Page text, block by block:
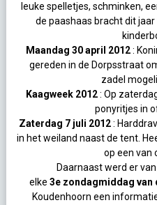
leuke spelletjes, schminken,
de paashaas bracht dit
Maandag 30 april 2012:
gereden in de Dorpsstraat
zadel
Kaagweek 2012: Op
ponyritjes in
Zaterdag 7 juli 2012:
in het weiland naast de tent.
op een van
Daarnaast werd er
elke 3e zondagmiddag van
Koudenhoorn een